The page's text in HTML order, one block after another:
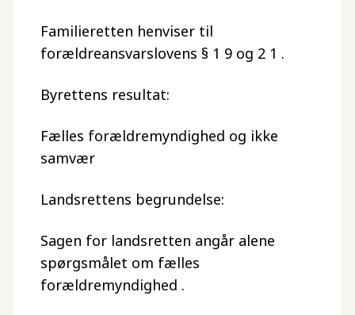
Familieretten henviser til
forældreansvarslovens § 1 9 og 2 1 .
Byrettens resultat:
Fælles forældremyndighed og ikke
samvær
Landsrettens begrundelse:
Sagen for landsretten angår alene
spørgsmålet om fælles
forældremyndighed .